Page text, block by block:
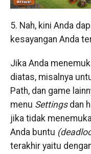
5. Nah, kini Anda
kesayangan Anda
Jika Anda
diatas, misalnya
Path, dan game
menu Settingsdan
jika tidak
Anda buntu
terakhir yaitu